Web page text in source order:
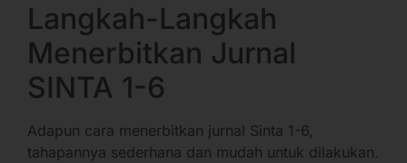
Langkah-Langkah
Menerbitkan Jurnal
SINTA 1-6
Adapun cara menerbitkan jurnal Sinta 1-6,
tahapannya sederhana dan mudah untuk dilakukan.